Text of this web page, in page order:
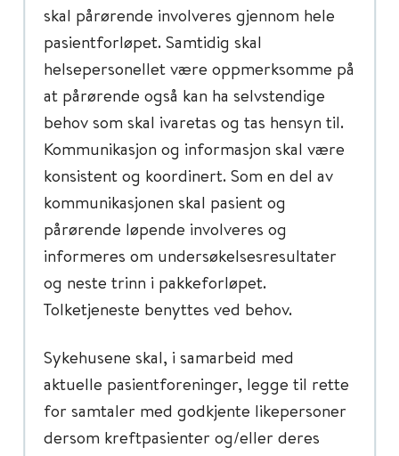
skal pårørende involveres gjennom hele
pasientforløpet. Samtidig skal
helsepersonellet være oppmerksomme på
at pårørende også kan ha selvstendige
behov som skal ivaretas og tas hensyn til.
Kommunikasjon og informasjon skal være
konsistent og koordinert. Som en del av
kommunikasjonen skal pasient og
pårørende løpende involveres og
informeres om undersøkelsesresultater
og neste trinn i pakkeforløpet.
Tolketjeneste benyttes ved behov.
Sykehusene skal, i samarbeid med
aktuelle pasientforeninger, legge til rette
for samtaler med godkjente likepersoner
dersom kreftpasienter og/eller deres